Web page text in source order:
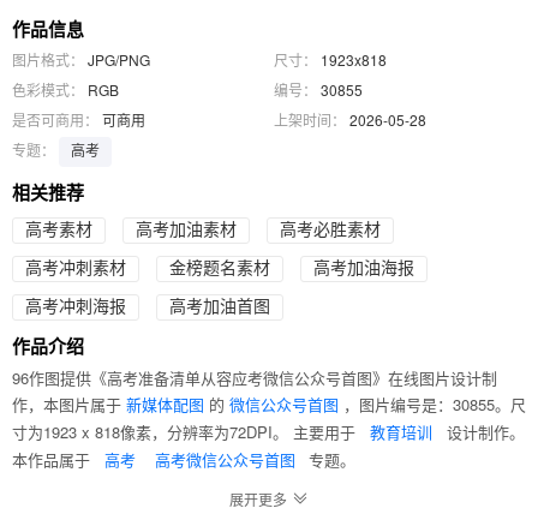
作品信息
图片格式： JPG/PNG 尺寸：
1923x818
色彩模式：
RGB 编号：
30855
是否可商用：
可商用 上架时间：
2026-05-28
专题：
高考
相关推荐
高考素材 高考加油素材 高考必胜素材
高考冲刺素材 金榜题名素材 高考加油海报
高考冲刺海报 高考加油首图
作品介绍
96作图提供《高考准备清单从容应考微信公众号首图》在线图片设计制
作，本图片属于 新媒体配图 的 微信公众号首图 ，图片编号是：30855。尺
寸为1923 x 818像素，分辨率为72DPI。 主要用于
教育培训
设计制作。
本作品属于
高考 高考微信公众号首图 专题。